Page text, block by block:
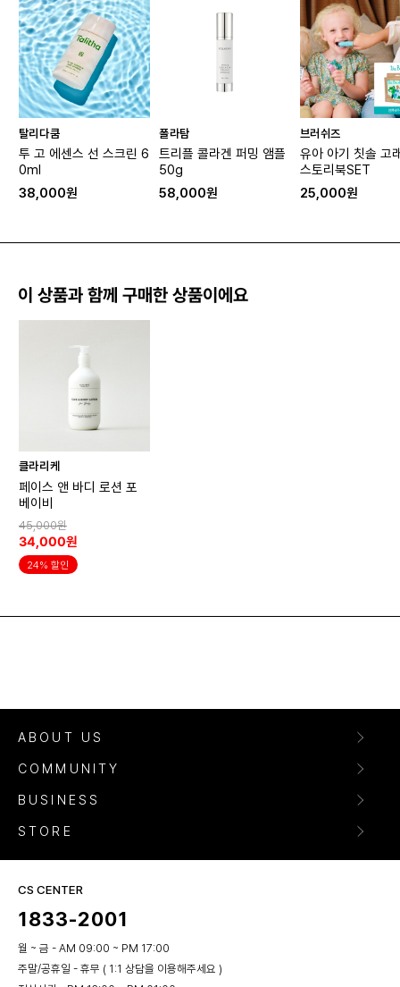
탈리다쿰
투 고 에센스 선 스크린 6
0ml
38,000원
폴라탐
트리플 콜라겐 퍼밍 앰플
50g
58,000원
브러쉬즈
유아 아기 칫솔 고
스토리북SET
25,000원
이 상품과 함께 구매한 상품이에요
클라리케
페이스 앤 바디 로션 포
베이비
45,000원
34,000원
24% 할인
ABOUT US
COMMUNITY
BUSINESS
STORE
CS CENTER
1833-2001
월 ~ 금 - AM 09:00 ~ PM 17:00
주말/공휴일 - 휴무 ( 1:1 상담을 이용해주세요 )